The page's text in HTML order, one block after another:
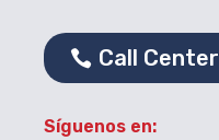
Call Center
Síguenos en: